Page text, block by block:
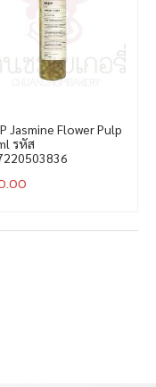
Jasmine Flower Pulp
รหัส